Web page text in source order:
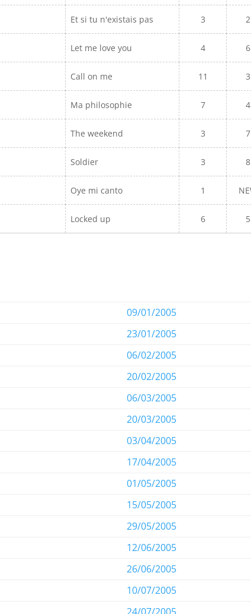
Et si tu n'existais pas 3 2
Let me love you 4 6
Call on me 11 3
Ma philosophie 7 4
The weekend 3 7
Soldier 3 8
Oye mi canto 1
Locked up 6 5
09/01/2005
23/01/2005
06/02/2005
20/02/2005
06/03/2005
20/03/2005
03/04/2005
17/04/2005
01/05/2005
15/05/2005
29/05/2005
12/06/2005
26/06/2005
10/07/2005